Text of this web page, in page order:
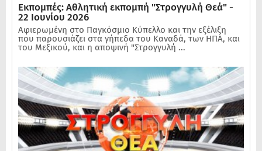
Εκπομπές: Αθλητική εκπομπή "Στρογγυλή Θεά" -
22 Ιουνίου 2026
Αφιερωμένη στο Παγκόσμιο Κύπελλο και την εξέλιξη
που παρουσιάζει στα γήπεδα του Καναδά, των ΗΠΑ, και
του Μεξικού, και η αποψινή "Στρογγυλή ...